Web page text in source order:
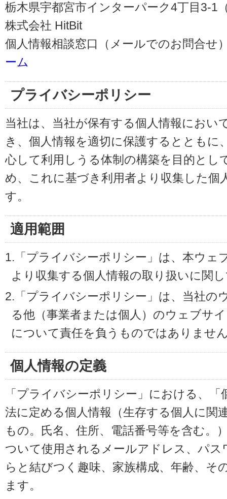
栃木県宇都宮市インターパーク4丁目3-1
株式会社 HitBit
個人情報相談窓口（メールでのお問合せ
ーム
プライバシーポリシー
当社は、当社が保有する個人情報におい
き、個人情報を適切に保護するとともに
心して利用しうる体制の構築を目的とし
め、これに基づき利用者より収集した個
す。
適用範囲
1.「プライバシーポリシー」は、本ウェ
より収集する個人情報の取り扱いに関
2.「プライバシーポリシー」は、当社の
る他（事業者または個人）のウェブサ
について責任を負うものではありませ
個人情報の定義
「プライバシーポリシー」における、
法に定める個人情報（生存する個人に関
もの。氏名、住所、電話番号等を含む。
ついて使用されるメールアドレス、パ
らと結びつく趣味、家族構成、年齢、そ
ます。